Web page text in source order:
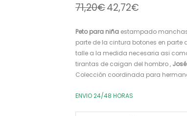
71,20€42,72€
Peto para niña estampado
parte de la cintura botones en parte
talle a la medida necesaria asi
tirantas de caigan del hombro ,
Colección coordinada para
ENVIO 24/48 HORAS